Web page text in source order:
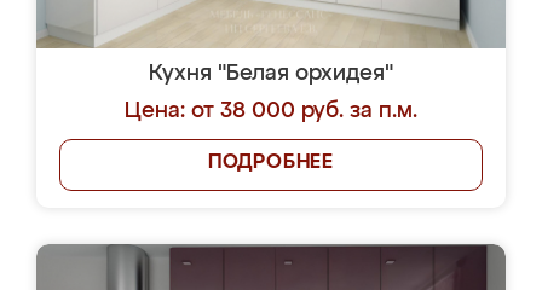
Кухня "Белая орхидея"
Цена: от 38 000 руб. за п.м.
ПОДРОБНЕЕ